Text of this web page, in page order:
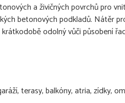
a živičných povrchů pro
betonových podkladů. Nátěr
odolný vůči působení
terasy, balkóny, atria, zídky,